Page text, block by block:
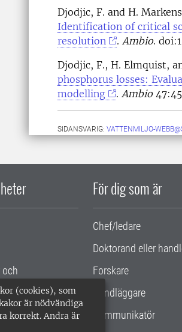
(cookies), som
är nödvändiga
korrekt. Andra är
Djodjic, F. and H.
Identification of critical
resolution
. Ambio.
Djodjic, F., H. Elmquist,
phosphorus losses:
modelling
. Ambio
SIDANSVARIG: VATTENMILJO-
För dig som är
Chef/ledare
Doktorand eller
Forskare
Handläggare
Kommunikatör